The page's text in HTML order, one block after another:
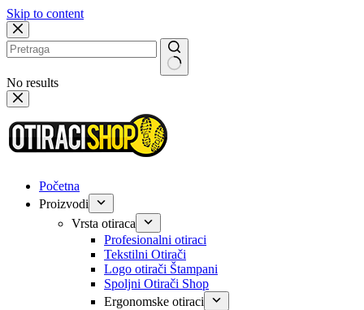
Skip to content
No results
Početna
Proizvodi
Vrsta otiraca
Profesionalni otiraci
Tekstilni Otirači
Logo otirači Štampani
Spoljni Otirači Shop
Ergonomske otiraci